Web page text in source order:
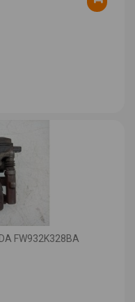
FW932K328BA